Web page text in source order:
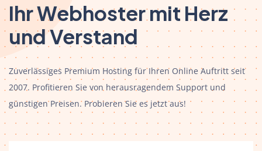
Ihr Webhoster mit Herz
und Verstand
Zuverlässiges Premium Hosting für Ihren Online Auftritt seit
2007. Profitieren Sie von herausragendem Support und
günstigen Preisen. Probieren Sie es jetzt aus!